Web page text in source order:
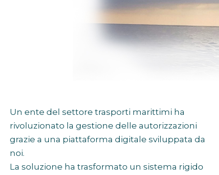
Un ente del settore trasporti marittimi ha
rivoluzionato la gestione delle autorizzazioni
grazie a una piattaforma digitale sviluppata da
noi.
La soluzione ha trasformato un sistema rigido